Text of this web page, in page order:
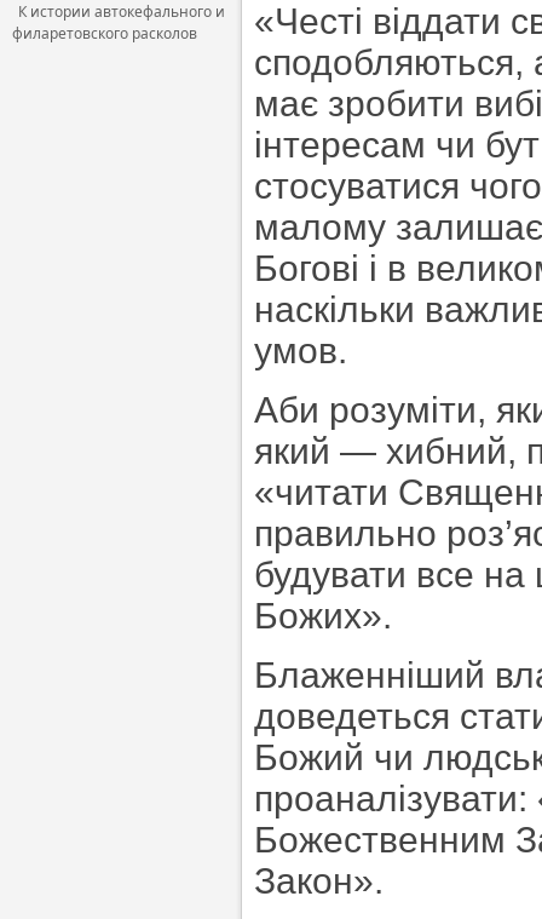
К истории автокефального и
филаретовского расколов
«Честі віддати
сподобляються,
має зробити
інтересам чи
стосуватися
малому
Богові і в
наскільки
умов.
Аби розуміти,
який — хибний,
«читати
правильно
будувати все
Божих».
Блаженніший
доведеться
Божий чи
Божественним
Закон».